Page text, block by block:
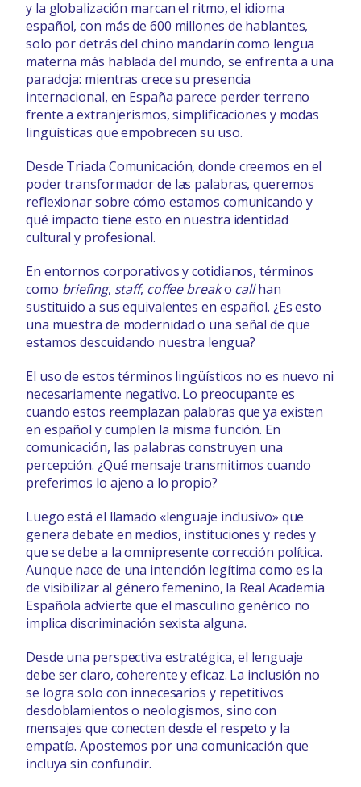
y la globalización marcan el ritmo, el idioma
español, con más de 600 millones de hablantes,
solo por detrás del chino mandarín como lengua
materna más hablada del mundo, se enfrenta a una
paradoja: mientras crece su presencia
internacional, en España parece perder terreno
frente a extranjerismos, simplificaciones y modas
lingüísticas que empobrecen su uso.
Desde Triada Comunicación, donde creemos en el
poder transformador de las palabras, queremos
reflexionar sobre cómo estamos comunicando y
qué impacto tiene esto en nuestra identidad
cultural y profesional.
En entornos corporativos y cotidianos, términos
como briefing, staff, coffee breako callhan
sustituido a sus equivalentes en español. ¿Es esto
una muestra de modernidad o una señal de que
estamos descuidando nuestra lengua?
El uso de estos términos lingüísticos no es nuevo ni
necesariamente negativo. Lo preocupante es
cuando estos reemplazan palabras que ya existen
en español y cumplen la misma función. En
comunicación, las palabras construyen una
percepción. ¿Qué mensaje transmitimos cuando
preferimos lo ajeno a lo propio?
Luego está el llamado «lenguaje inclusivo» que
genera debate en medios, instituciones y redes y
que se debe a la omnipresente corrección política.
Aunque nace de una intención legítima como es la
de visibilizar al género femenino, la Real Academia
Española advierte que el masculino genérico no
implica discriminación sexista alguna.
Desde una perspectiva estratégica, el lenguaje
debe ser claro, coherente y eficaz. La inclusión no
se logra solo con innecesarios y repetitivos
desdoblamientos o neologismos, sino con
mensajes que conecten desde el respeto y la
empatía. Apostemos por una comunicación que
incluya sin confundir.